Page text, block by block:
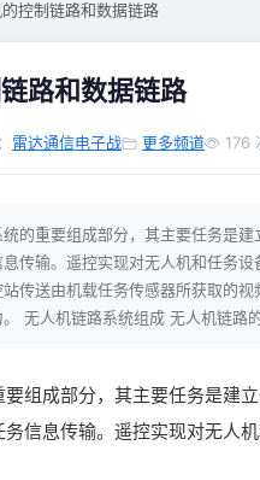
控制链路和数据链路
路和数据链路
雷达通信电子战 更多频道 176
的重要组成部分，其主要任务是
传输。遥控实现对无人机和任务
传送由机载任务传感器所获取的
无人机链路系统组成 无人机链路
组成部分，其主要任务是建
信息传输。遥控实现对无人